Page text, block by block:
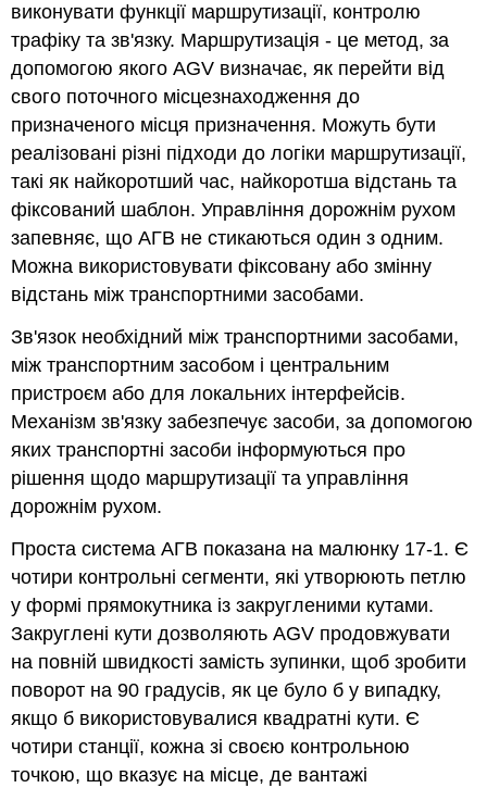
виконувати функції маршрутизації, контролю
трафіку та зв'язку. Маршрутизація - це метод, за
допомогою якого AGV визначає, як перейти від
свого поточного місцезнаходження до
призначеного місця призначення. Можуть бути
реалізовані різні підходи до логіки маршрутизації,
такі як найкоротший час, найкоротша відстань та
фіксований шаблон. Управління дорожнім рухом
запевняє, що АГВ не стикаються один з одним.
Можна використовувати фіксовану або змінну
відстань між транспортними засобами.
Зв'язок необхідний між транспортними засобами,
між транспортним засобом і центральним
пристроєм або для локальних інтерфейсів.
Механізм зв'язку забезпечує засоби, за допомогою
яких транспортні засоби інформуються про
рішення щодо маршрутизації та управління
дорожнім рухом.
Проста система АГВ показана на малюнку 17-1. Є
чотири контрольні сегменти, які утворюють петлю
у формі прямокутника із закругленими кутами.
Закруглені кути дозволяють AGV продовжувати
на повній швидкості замість зупинки, щоб зробити
поворот на 90 градусів, як це було б у випадку,
якщо б використовувалися квадратні кути. Є
чотири станції, кожна зі своєю контрольною
точкою, що вказує на місце, де вантажі